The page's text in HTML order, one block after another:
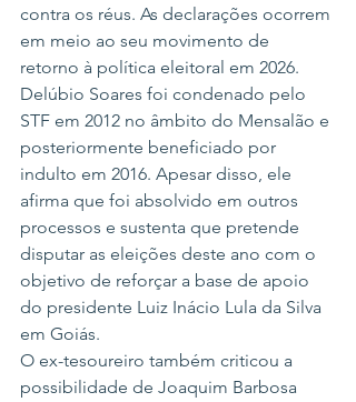
contra os réus. As declarações ocorrem
em meio ao seu movimento de
retorno à política eleitoral em 2026.
Delúbio Soares foi condenado pelo
STF em 2012 no âmbito do Mensalão e
posteriormente beneficiado por
indulto em 2016. Apesar disso, ele
afirma que foi absolvido em outros
processos e sustenta que pretende
disputar as eleições deste ano com o
objetivo de reforçar a base de apoio
do presidente Luiz Inácio Lula da Silva
em Goiás.
O ex-tesoureiro também criticou a
possibilidade de Joaquim Barbosa